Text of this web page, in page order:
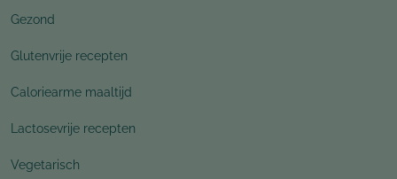
Gezond
Glutenvrije recepten
Caloriearme maaltijd
Lactosevrije recepten
Vegetarisch